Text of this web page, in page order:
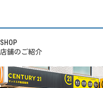
SHOP
店舗のご紹介